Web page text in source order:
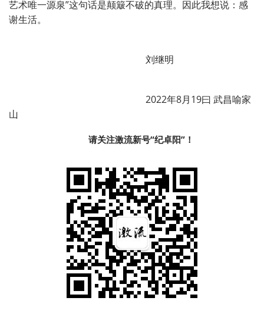
艺术唯一源泉”这句话是颠簸不破的真理。因此我想说：感
谢生活。
刘继明
2022年8月19曰 武昌喻家
山
请关注激流新号“纪卓阳”！